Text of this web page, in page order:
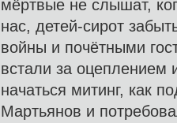
мёртвые не слышат,
нас, детей-сирот
войны и почётными
встали за оцеплением
начаться митинг, как
Мартьянов и